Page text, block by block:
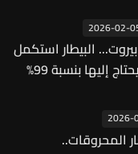
2026-02-
البيطار استكمل
المعلومات التي يحتاج إليها بنسبة 99%
2026-
المحروقات..